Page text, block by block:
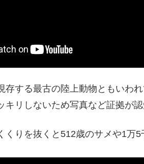
存する最古の陸上動物ともいわ
キリしないため写真など証拠が
くりを抜くと512歳のサメや1万5